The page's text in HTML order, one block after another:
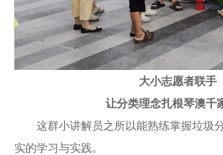
大小志愿者联手
让分类理念扎根琴澳千
这群小讲解员之所以能熟练掌握垃圾
实的学习与实践。